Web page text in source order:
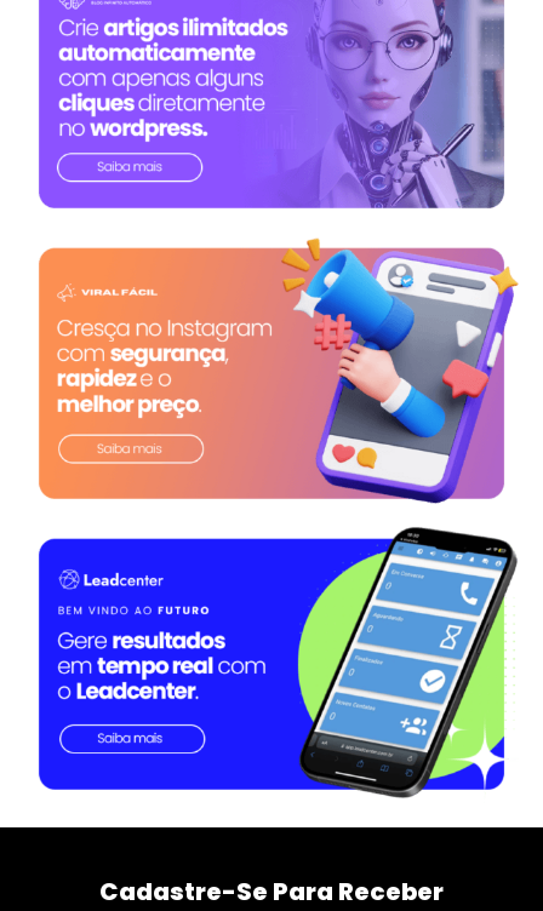
Cadastre-Se Para Receber